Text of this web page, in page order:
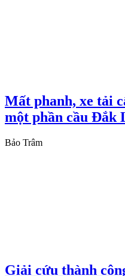
Mất phanh, xe tải
một phần cầu Đắk
Bảo Trâm
Giải cứu thành